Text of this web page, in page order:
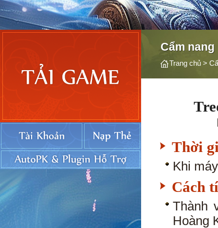
Cẩm nang
Trang chủ >
Thời
Khi
Cách
Thành
Hoàng